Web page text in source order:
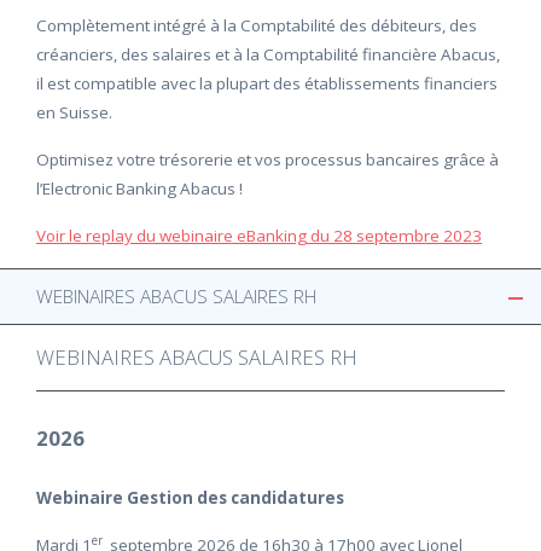
Complètement intégré à la Comptabilité des débiteurs, des
créanciers, des salaires et à la Comptabilité financière Abacus,
il est compatible avec la plupart des établissements financiers
en Suisse.
Optimisez votre trésorerie et vos processus bancaires grâce à
l’Electronic Banking Abacus !
Voir le replay du webinaire eBanking du 28 septembre 2023
WEBINAIRES ABACUS SALAIRES RH
WEBINAIRES ABACUS SALAIRES RH
2026
Webinaire Gestion des candidatures
Mardi 1 er septembre 2026 de 16h30 à 17h00 avec Lionel